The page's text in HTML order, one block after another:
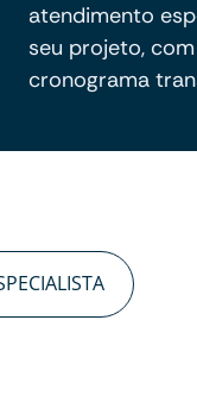
atendimento
seu projeto,
cronograma